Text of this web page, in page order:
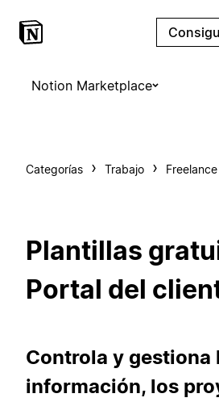
Notion Marketplace
Categorías Trabajo Freelance
Plantillas
Portal del
Controla y gestiona
información, los